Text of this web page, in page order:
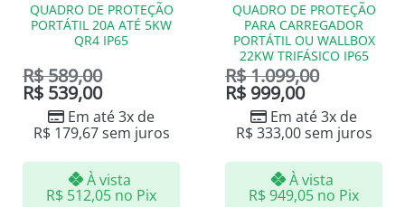
QUADRO DE PROTEÇÃO
PORTÁTIL 20A ATÉ 5KW
QR4 IP65
R$589,00
R$ 539,00
Em até 3x de
R$179,67sem juros
À vista
R$ 512,05 no Pix
QUADRO DE PROTEÇÃO
PARA CARREGADOR
PORTÁTIL OU WALLBOX
22KW TRIFÁSICO IP65
R$1.099,00
R$ 999,00
Em até 3x de
R$333,00sem juros
À vista
R$949,05 no Pix